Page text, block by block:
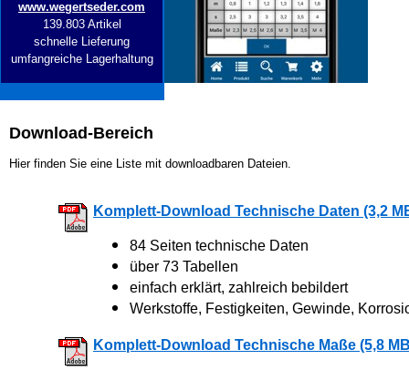
www.wegertseder.com
139.803 Artikel
schnelle Lieferung
umfangreiche Lagerhaltung
Download-Bereich
Hier finden Sie eine Liste mit downloadbaren Dateien.
Komplett-Download Technische Daten (3,2
84 Seiten technische Daten
über 73 Tabellen
einfach erklärt, zahlreich bebildert
Werkstoffe, Festigkeiten, Gewinde,
Komplett-Download Technische Maße (5,8